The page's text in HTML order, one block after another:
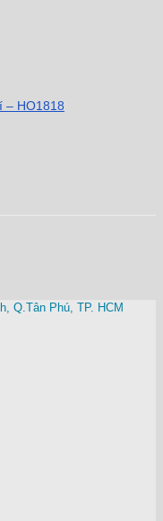
– HO1818
Q.Tân Phú, TP. HCM